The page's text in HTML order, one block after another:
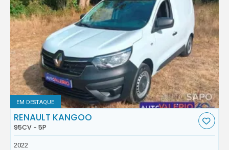
EM DESTAQUE
RENAULT KANGOO
95CV - 5P
2022